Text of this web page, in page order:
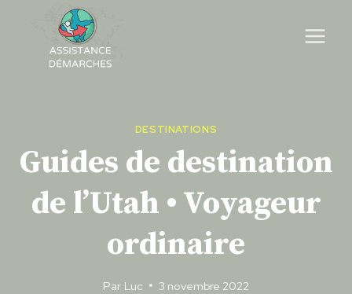
content
DESTINATIONS
Guides de destination
de l’Utah • Voyageur
ordinaire
Par Luc 3 novembre 2022